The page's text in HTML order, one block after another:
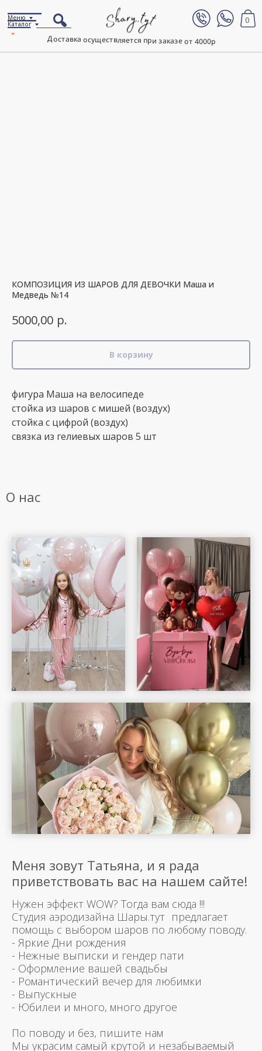
Доставка осуществляется при заказе от 4000р
0
Каталог
Меню
КОМПОЗИЦИЯ ИЗ ШАРОВ ДЛЯ ДЕВОЧКИ Маша и
Медведь №14
5000,00 р.
В корзину
фигура Маша на велосипеде
стойка из шаров с мишей (воздух)
стойка с цифрой (воздух)
связка из гелиевых шаров 5 шт
О нас
Меня зовут Татьяна, и я рада
приветствовать вас на нашем сайте!
Нужен эффект WOW? Тогда вам сюда !!!
Студия аэродизайна Шары.тут предлагает
помощь с выбором шаров по любому поводу.
- Яркие Дни рождения
- Нежные выписки и гендер пати
- Оформление вашей свадьбы
- Романтический вечер для любимки
- Выпускные
- Юбилеи и много, много другое
По поводу и без, пишите нам
Мы украсим самый крутой и незабываемый